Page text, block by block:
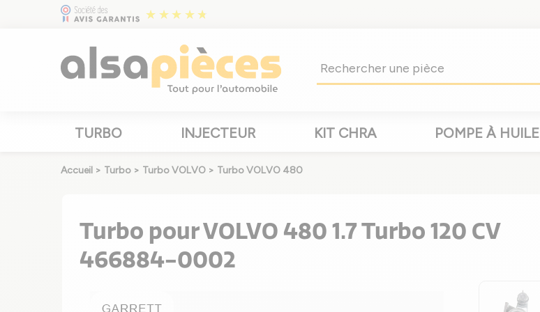
TURBO INJECTEUR KIT CHRA POMPE À HUILE
Accueil > Turbo > Turbo VOLVO > Turbo VOLVO 480
Turbo pour VOLVO 480 1.7 Turbo 120 CV
466884-0002